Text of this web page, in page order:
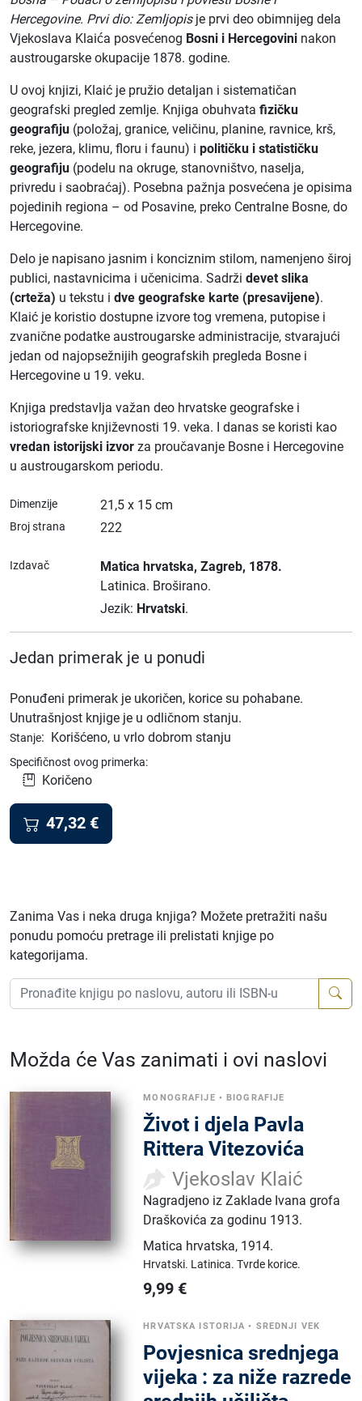
Hercegovine. Prvi dio: Zemljopisje prvi deo obimnijeg dela
Vjekoslava Klaića posvećenog Bosni i Hercegovini nakon
austrougarske okupacije 1878. godine.
U ovoj knjizi, Klaić je pružio detaljan i sistematičan
geografski pregled zemlje. Knjiga obuhvata fizičku
geografiju (položaj, granice, veličinu, planine, ravnice, krš,
reke, jezera, klimu, floru i faunu) i političku i statističku
geografiju (podelu na okruge, stanovništvo, naselja,
privredu i saobraćaj). Posebna pažnja posvećena je opisima
pojedinih regiona – od Posavine, preko Centralne Bosne, do
Hercegovine.
Delo je napisano jasnim i konciznim stilom, namenjeno široj
publici, nastavnicima i učenicima. Sadrži devet slika
(crteža) u tekstu i dve geografske karte (presavijene).
Klaić je koristio dostupne izvore tog vremena, putopise i
zvanične podatke austrougarske administracije, stvarajući
jedan od najopsežnijih geografskih pregleda Bosne i
Hercegovine u 19. veku.
Knjiga predstavlja važan deo hrvatske geografske i
istoriografske književnosti 19. veka. I danas se koristi kao
vredan istorijski izvor za proučavanje Bosne i Hercegovine
u austrougarskom periodu.
Dimenzije 21,5 x 15 cm
Broj strana 222
Izdavač Matica hrvatska, Zagreb, 1878.
Latinica. Broširano.
Jezik: Hrvatski.
Jedan primerak je u ponudi
Ponuđeni primerak je ukoričen, korice su pohabane.
Unutrašnjost knjige je u odličnom stanju.
Stanje: Korišćeno, u vrlo dobrom stanju
Specifičnost ovog primerka:
Koričeno
47,32 €
Zanima Vas i neka druga knjiga? Možete pretražiti našu
ponudu pomoću pretrage ili prelistati knjige po
kategorijama.
Možda će Vas zanimati i ovi naslovi
MONOGRAFIJE •BIOGRAFIJE
Život i djela Pavla
Rittera Vitezovića
Vjekoslav Klaić
Nagradjeno iz Zaklade Ivana grofa
Draškovića za godinu 1913.
Matica hrvatska, 1914.
Hrvatski. Latinica.Tvrde korice.
9,99 €
HRVATSKA ISTORIJA • SREDNJI VEK
Povjesnica srednjega
vijeka : za niže razrede